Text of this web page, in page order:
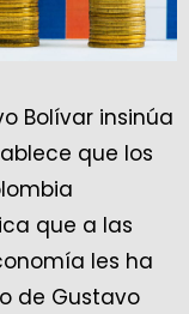
Bolívar insinúa
que los
que a las
les ha
de Gustavo